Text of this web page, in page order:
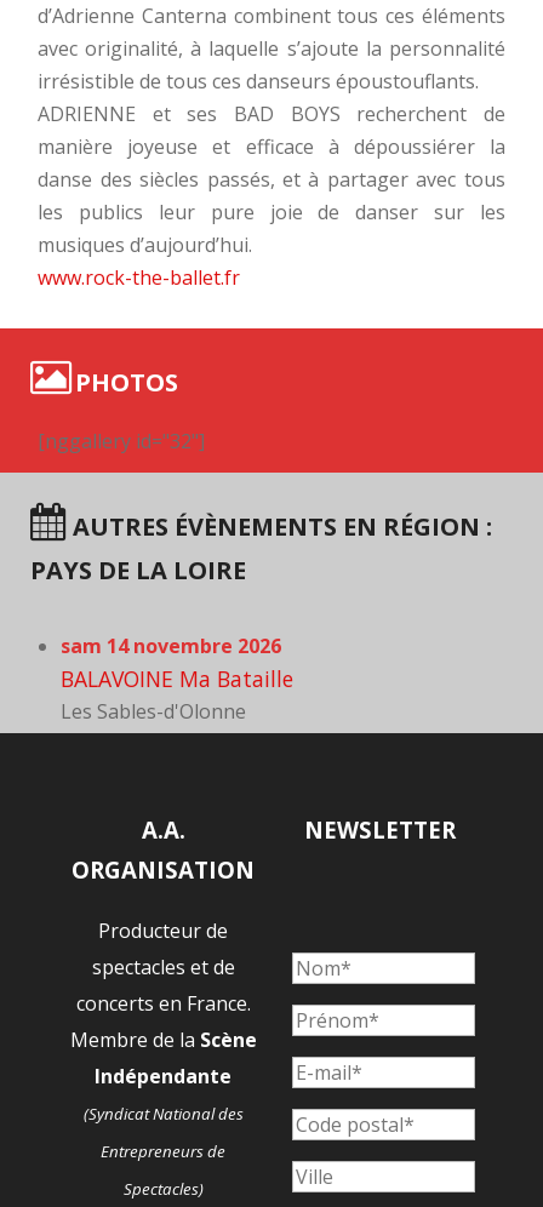
d’Adrienne Canterna combinent tous ces éléments
avec originalité, à laquelle s’ajoute la personnalité
irrésistible de tous ces danseurs époustouflants.
ADRIENNE et ses BAD BOYS recherchent de
manière joyeuse et efficace à dépoussiérer la
danse des siècles passés, et à partager avec tous
les publics leur pure joie de danser sur les
musiques d’aujourd’hui.
www.rock-the-ballet.fr
PHOTOS
[nggallery id="32"]
AUTRES ÉVÈNEMENTS EN RÉGION :
PAYS DE LA LOIRE
sam 14 novembre 2026
BALAVOINE Ma Bataille
Les Sables-d'Olonne
A.A.
ORGANISATION
Producteur de
spectacles et de
concerts en France.
Membre de la Scène
Indépendante
(Syndicat National des
Entrepreneurs de
Spectacles)
NEWSLETTER